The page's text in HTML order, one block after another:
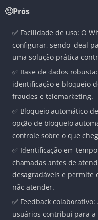
🙂Prós
✅ Facilidade de uso: O
configurar, sendo ideal
uma solução prática
✅ Base de dados
identificação e bloqueio
fraudes e telemarketing.
✅ Bloqueio automático
opção de bloqueio
controle sobre o que
✅ Identificação em
chamadas antes de
desagradáveis e permite
não atender.
✅ Feedback
usuários contribui para